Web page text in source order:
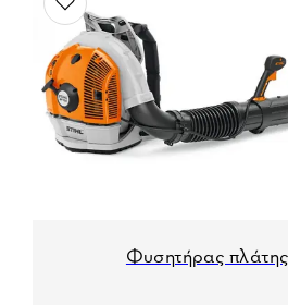
Φυσητήρας